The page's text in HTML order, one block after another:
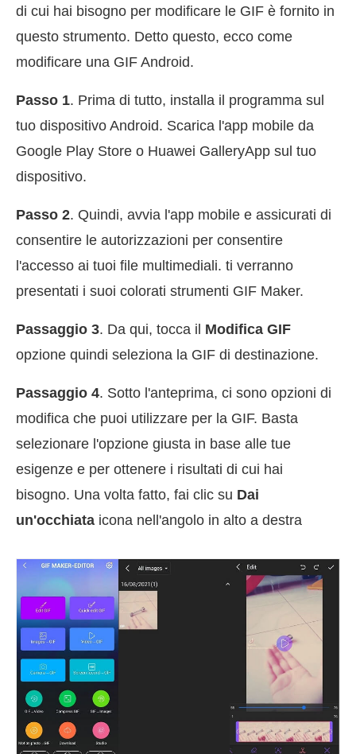
di cui hai bisogno per modificare le GIF è fornito in
questo strumento. Detto questo, ecco come
modificare una GIF Android.
Passo 1. Prima di tutto, installa il programma sul
tuo dispositivo Android. Scarica l'app mobile da
Google Play Store o Huawei GalleryApp sul tuo
dispositivo.
Passo 2. Quindi, avvia l'app mobile e assicurati di
consentire le autorizzazioni per consentire
l'accesso ai tuoi file multimediali. ti verranno
presentati i suoi colorati strumenti GIF Maker.
Passaggio 3. Da qui, tocca il Modifica GIF
opzione quindi seleziona la GIF di destinazione.
Passaggio 4. Sotto l'anteprima, ci sono opzioni di
modifica che puoi utilizzare per la GIF. Basta
selezionare l'opzione giusta in base alle tue
esigenze e per ottenere i risultati di cui hai
bisogno. Una volta fatto, fai clic su Dai
un'occhiata icona nell'angolo in alto a destra